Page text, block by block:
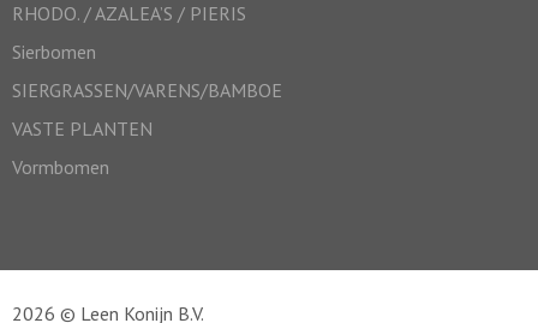
RHODO. / AZALEA’S / PIERIS
Sierbomen
SIERGRASSEN/VARENS/BAMBOE
VASTE PLANTEN
Vormbomen
2026 © Leen Konijn B.V.